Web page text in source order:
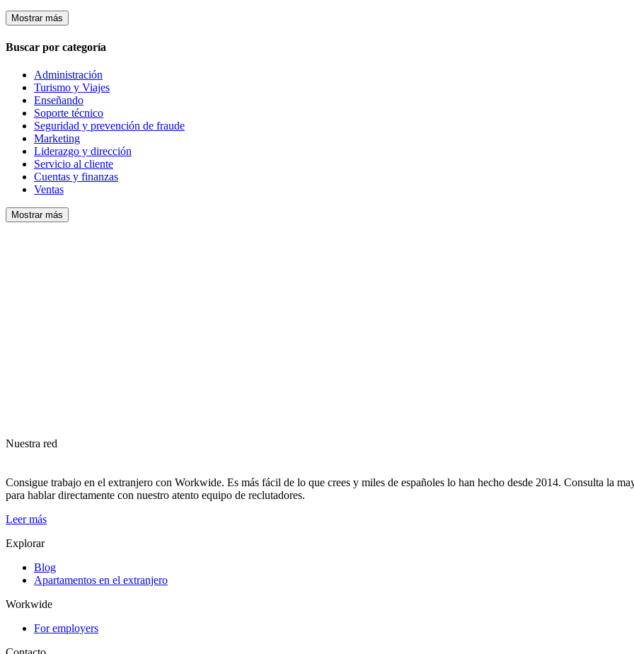
Mostrar más
Buscar por categoría
Administración
Turismo y Viajes
Enseñando
Soporte técnico
Seguridad y prevención de fraude
Marketing
Liderazgo y dirección
Servicio al cliente
Cuentas y finanzas
Ventas
Mostrar más
Nuestra red
Consigue trabajo en el extranjero con Workwide. Es más fácil de lo que crees y miles de españoles lo han hecho desde 2014. Consulta la
para hablar directamente con nuestro atento equipo de reclutadores.
Leer más
Explorar
Blog
Apartamentos en el extranjero
Workwide
For employers